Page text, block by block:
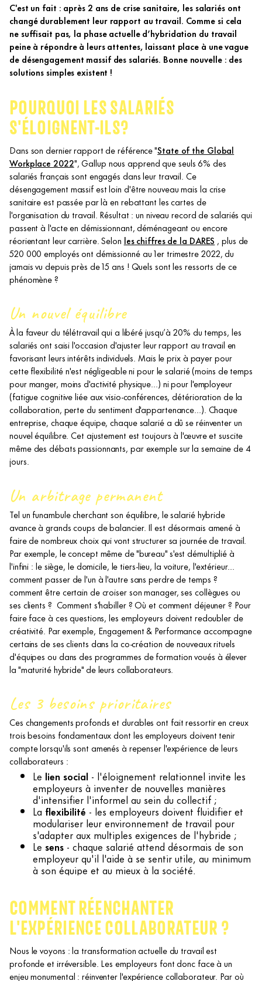
C'est un fait : après 2 ans de crise sanitaire, les salariés ont
changé durablement leur rapport au travail. Comme si cela
ne suffisait pas, la phase actuelle d’hybridation du travail
peine à répondre à leurs attentes, laissant place à une vague
de désengagement massif des salariés. Bonne nouvelle : des
solutions simples existent !
POURQUOI LES SALARIÉS
S'ÉLOIGNENT-ILS?
Dans son dernier rapport de référence "State of the Global
Workplace 2022", Gallup nous apprend que seuls 6% des
salariés français sont engagés dans leur travail. Ce
désengagement massif est loin d'être nouveau mais la crise
sanitaire est passée par là en rebattant les cartes de
l'organisation du travail. Résultat : un niveau record de salariés qui
passent à l'acte en démissionnant, déménageant ou encore
réorientant leur carrière. Selon les chiffres de la DARES , plus de
520 000 employés ont démissionné au 1er trimestre 2022, du
jamais vu depuis près de 15 ans ! Quels sont les ressorts de ce
phénomène ?
Un nouvel équilibre
À la faveur du télétravail qui a libéré jusqu’à 20% du temps, les
salariés ont saisi l'occasion d'ajuster leur rapport au travail en
favorisant leurs intérêts individuels. Mais le prix à payer pour
cette flexibilité n'est négligeable ni pour le salarié (moins de temps
pour manger, moins d'activité physique...) ni pour l'employeur
(fatigue cognitive liée aux visio-conférences, détérioration de la
collaboration, perte du sentiment d'appartenance...). Chaque
entreprise, chaque équipe, chaque salarié a dû se réinventer un
nouvel équilibre. Cet ajustement est toujours à l'œuvre et suscite
même des débats passionnants, par exemple sur la semaine de 4
jours.
Un arbitrage permanent
Tel un funambule cherchant son équilibre, le salarié hybride
avance à grands coups de balancier. Il est désormais amené à
faire de nombreux choix qui vont structurer sa journée de travail.
Par exemple, le concept même de "bureau" s'est démultiplié à
l'infini : le siège, le domicile, le tiers-lieu, la voiture, l'extérieur...
comment passer de l'un à l'autre sans perdre de temps ?
comment être certain de croiser son manager, ses collègues ou
ses clients ? Comment s'habiller ? Où et comment déjeuner ? Pour
faire face à ces questions, les employeurs doivent redoubler de
créativité. Par exemple, Engagement & Performance accompagne
certains de ses clients dans la co-création de nouveaux rituels
d'équipes ou dans des programmes de formation voués à élever
la "maturité hybride" de leurs collaborateurs.
Les 3 besoins prioritaires
Ces changements profonds et durables ont fait ressortir en creux
trois besoins fondamentaux dont les employeurs doivent tenir
compte lorsqu'ils sont amenés à repenser l'expérience de leurs
collaborateurs :
Le lien social - l'éloignement relationnel invite les
employeurs à inventer de nouvelles manières
d'intensifier l'informel au sein du collectif ;
La flexibilité - les employeurs doivent fluidifier et
modulariser leur environnement de travail pour
s'adapter aux multiples exigences de l'hybride ;
Le sens - chaque salarié attend désormais de son
employeur qu'il l'aide à se sentir utile, au minimum
à son équipe et au mieux à la société.
COMMENT RÉENCHANTER
L'EXPÉRIENCE COLLABORATEUR ?
Nous le voyons : la transformation actuelle du travail est
profonde et irréversible. Les employeurs font donc face à un
enjeu monumental : réinventer l'expérience collaborateur. Par où